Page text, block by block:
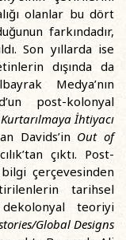
olanlar bu dört
farkındadır,
Son yıllarda ise
dışında da
Medya’nın
post-kolonyal
İhtiyacı
Davids’in Out of
çıktı. Post-
çerçevesinden
tarihsel
teoriyi
Global Designs